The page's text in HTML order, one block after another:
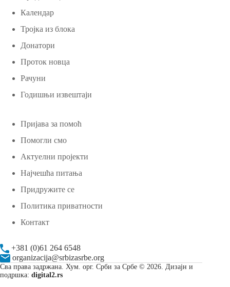
Календар
Тројка из блока
Донатори
Проток новца
Рачуни
Годишњи извештаји
Пријава за помоћ
Помогли смо
Актуелни пројекти
Најчешћа питања
Придружите се
Политика приватности
Контакт
+381 (0)61 264 6548
organizacija@srbizasrbe.org
Сва права задржана. Хум. орг. Срби за Србе © 2026. Дизајн и
подршка: digital2.rs